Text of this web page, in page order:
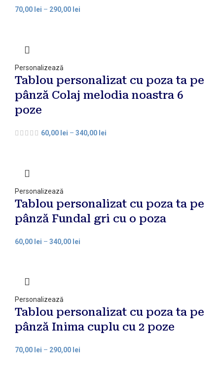
70,00 lei – 290,00 lei
Personalizează
Tablou personalizat cu poza ta pe
pânză Colaj melodia noastra 6
poze
60,00 lei – 340,00 lei
Personalizează
Tablou personalizat cu poza ta pe
pânză Fundal gri cu o poza
60,00 lei – 340,00 lei
Personalizează
Tablou personalizat cu poza ta pe
pânză Inima cuplu cu 2 poze
70,00 lei – 290,00 lei